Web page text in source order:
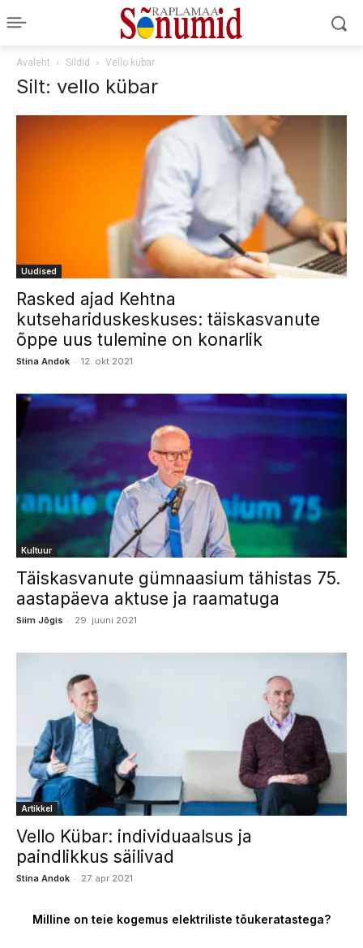
Avaleht Sildid Vello kübar
Silt: vello kübar
Uudised
Rasked ajad Kehtna
kutsehariduskeskuses: täiskasvanute
õppe uus tulemine on konarlik
Stina Andok - 12. okt 2021
Kultuur
Täiskasvanute gümnaasium tähistas 75.
aastapäeva aktuse ja raamatuga
Siim Jõgis - 29. juuni 2021
Artikkel
Vello Kübar: individuaalsus ja
paindlikkus säilivad
Stina Andok - 27. apr 2021
Milline on teie kogemus elektriliste tõukeratastega?